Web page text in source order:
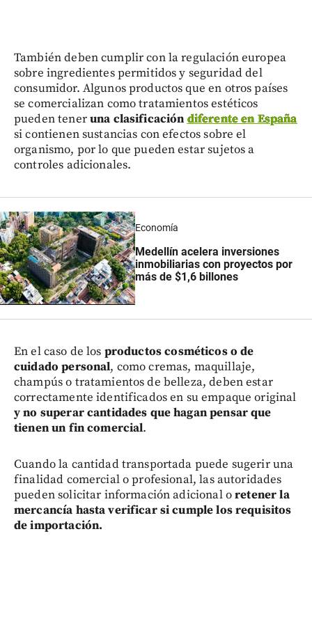
También deben cumplir con la regulación europea
sobre ingredientes permitidos y seguridad del
consumidor. Algunos productos que en otros países
se comercializan como tratamientos estéticos
pueden teneruna clasificación diferente en España
si contienen sustancias con efectos sobre el
organismo, por lo que pueden estar sujetos a
controles adicionales.
Economía
Medellín acelera inversiones
inmobiliarias con proyectos por
más de $1,6 billones
En el caso de los productos cosméticos o de
cuidado personal, como cremas, maquillaje,
champús o tratamientos de belleza, deben estar
correctamente identificados en su empaque original
y no superar cantidades que hagan pensar que
tienen un fin comercial.
Cuando la cantidad transportada puede sugerir una
finalidad comercial o profesional, las autoridades
pueden solicitar información adicional oretener la
mercancía hasta verificar si cumple los requisitos
de importación.